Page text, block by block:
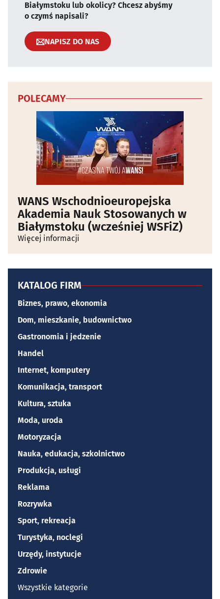
Białymstoku lub okolicy? Chcesz abyśmy
o czymś napisali?
NAPISZ DO NAS
POLECAMY
WANS Wschodnioeuropejska
Akademia Nauk Stosowanych w
Białymstoku (wcześniej WSFiZ)
Więcej informacji
KATALOG FIRM
Biznes, prawo, ekonomia
Dom, mieszkanie, budownictwo
Gastronomia i jedzenie
Handel
Internet, komputery
Komunikacja, transport
Kultura, sztuka
Moda, uroda
Motoryzacja
Nauka, edukacja, szkolnictwo
Produkcja, usługi
Reklama
Rozrywka
Sport, rekreacja
Turystyka, noclegi
Urzędy, instytucje
Zdrowie
Wszystkie kategorie